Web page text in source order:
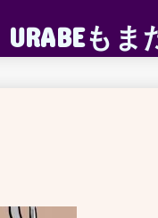
URABEも